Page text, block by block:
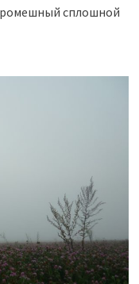
сплошной